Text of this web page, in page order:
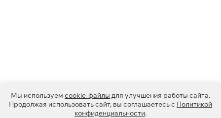
Мы используем cookie-файлы для улучшения работы сайта.
Продолжая использовать сайт, вы соглашаетесь с Политикой
конфиденциальности.